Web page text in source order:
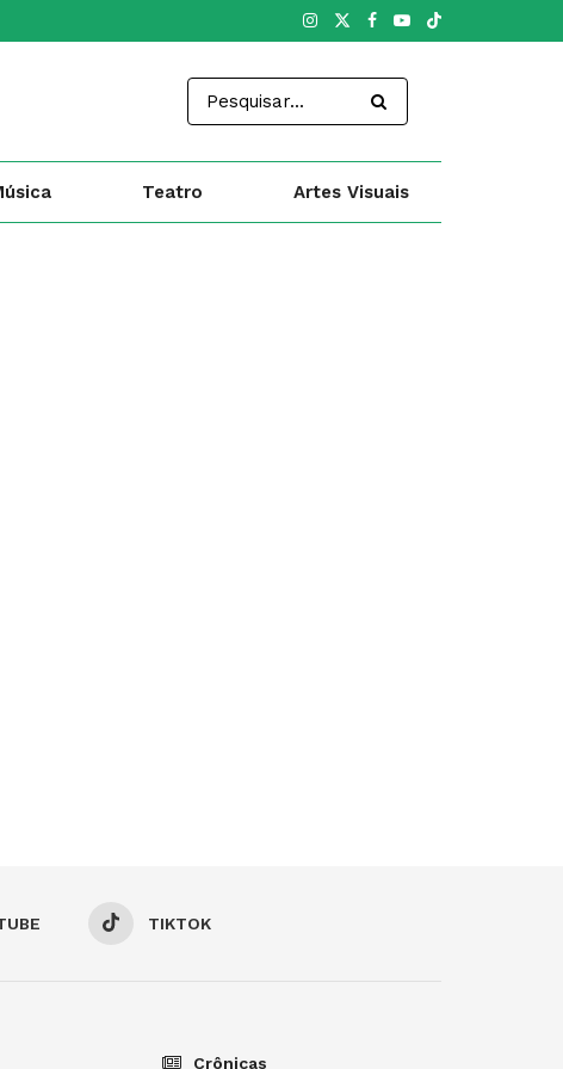
Teatro Artes Visuais
TIKTOK
Crônicas